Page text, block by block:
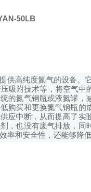
50LB
供高纯度氮气的设备。
吸附技术等，将空气
的氮气钢瓶或液氮罐
购买和更换氮气钢瓶
应中断，从而提高了实
，也没有废气排放，同
率和安全性，还能够降